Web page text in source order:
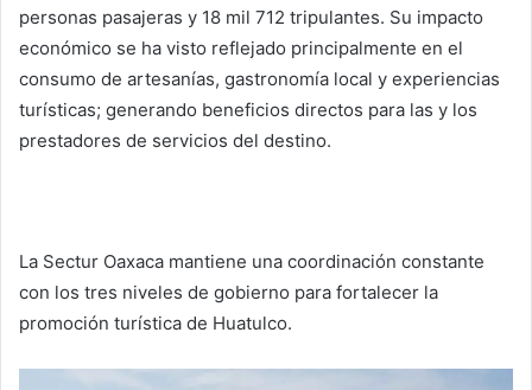
personas pasajeras y 18 mil 712 tripulantes. Su impacto
económico se ha visto reflejado principalmente en el
consumo de artesanías, gastronomía local y experiencias
turísticas; generando beneficios directos para las y los
prestadores de servicios del destino.
La Sectur Oaxaca mantiene una coordinación constante
con los tres niveles de gobierno para fortalecer la
promoción turística de Huatulco.